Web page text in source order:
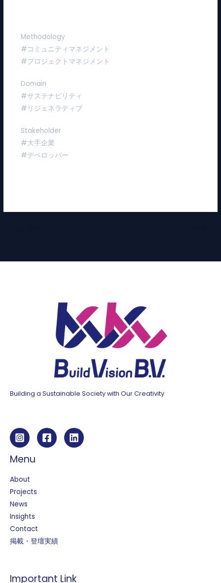
Methodology
#コミュニティマネジメント
#プロジェクトマネジメント
Domain
#サステナビリティ
#リジェネラティブ
Stakeholder
#大手企業
#デベロッパー
Building a Sustainable Society with Our Creativity
Menu
About
Projects
News
Insights
Contact
掲載・登壇実績
Important Link